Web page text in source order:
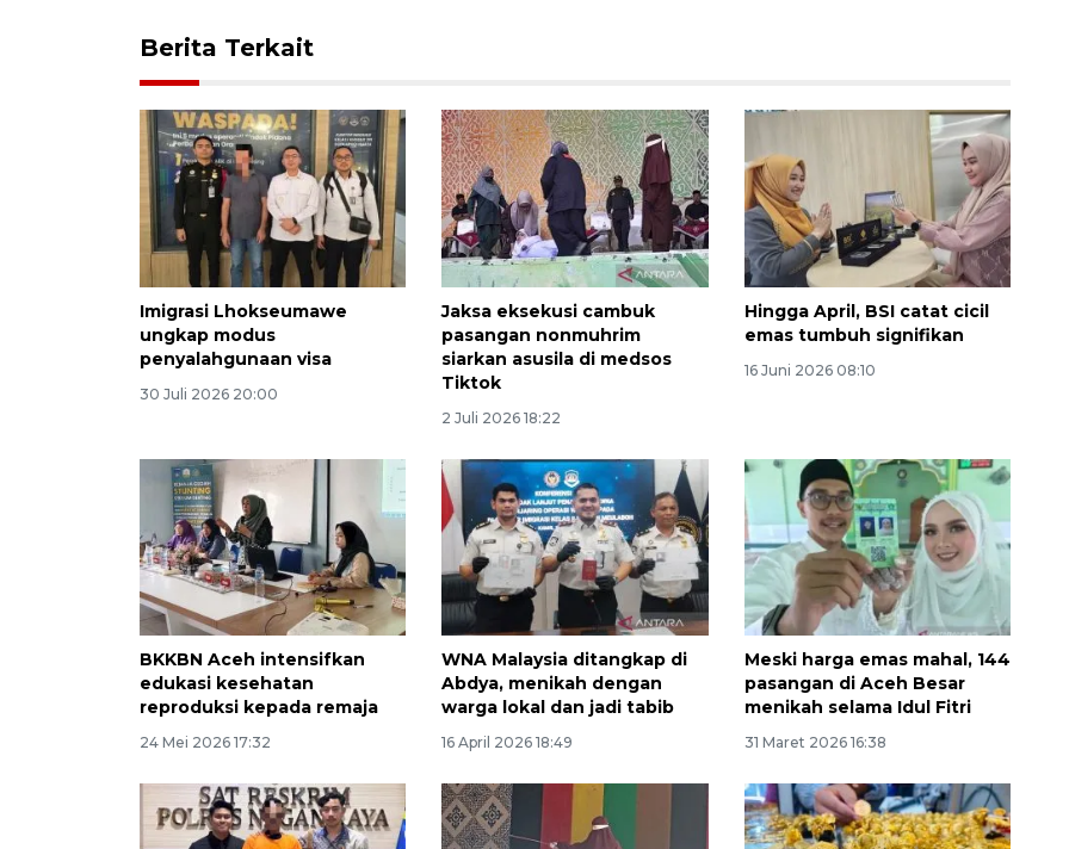
Berita Terkait
Imigrasi Lhokseumawe
ungkap modus
penyalahgunaan visa
30 Juli 2026 20:00
Jaksa eksekusi cambuk
pasangan nonmuhrim
siarkan asusila di medsos
Tiktok
2 Juli 2026 18:22
Hingga April, BSI catat cicil
emas tumbuh signifikan
16 Juni 2026 08:10
BKKBN Aceh intensifkan
edukasi kesehatan
reproduksi kepada remaja
24 Mei 2026 17:32
WNA Malaysia ditangkap di
Abdya, menikah dengan
warga lokal dan jadi tabib
16 April 2026 18:49
Meski harga emas mahal, 144
pasangan di Aceh Besar
menikah selama Idul Fitri
31 Maret 2026 16:38
Memberantas kejahatan
jalanan Jakarta
2026-08-05 18:00:00